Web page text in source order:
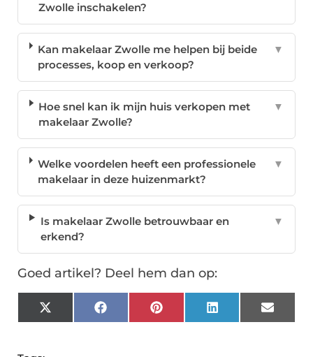
Zwolle inschakelen?
Kan makelaar Zwolle me helpen bij beide
processes, koop en verkoop?
▼
Hoe snel kan ik mijn huis verkopen met
makelaar Zwolle?
▼
Welke voordelen heeft een professionele
makelaar in deze huizenmarkt?
▼
Is makelaar Zwolle betrouwbaar en
erkend?
▼
Goed artikel? Deel hem dan op:
X
(Twitter)
FacebookPinterest LinkedIn Email